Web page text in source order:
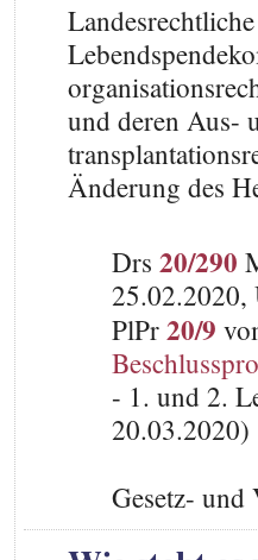
und deren Aus-
Änderung des
Drs 20/290
25.02.2020,
PlPr20/9
- 1. und 2.
20.03.2020)
Gesetz-